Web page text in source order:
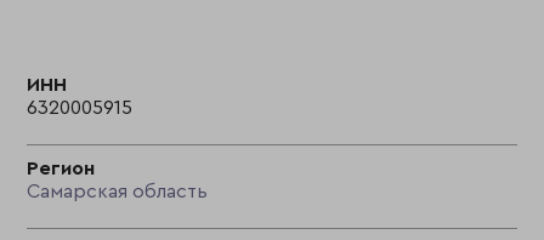
ИНН
6320005915
Регион
Самарская область